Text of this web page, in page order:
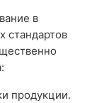
в
стандартов
продукции.